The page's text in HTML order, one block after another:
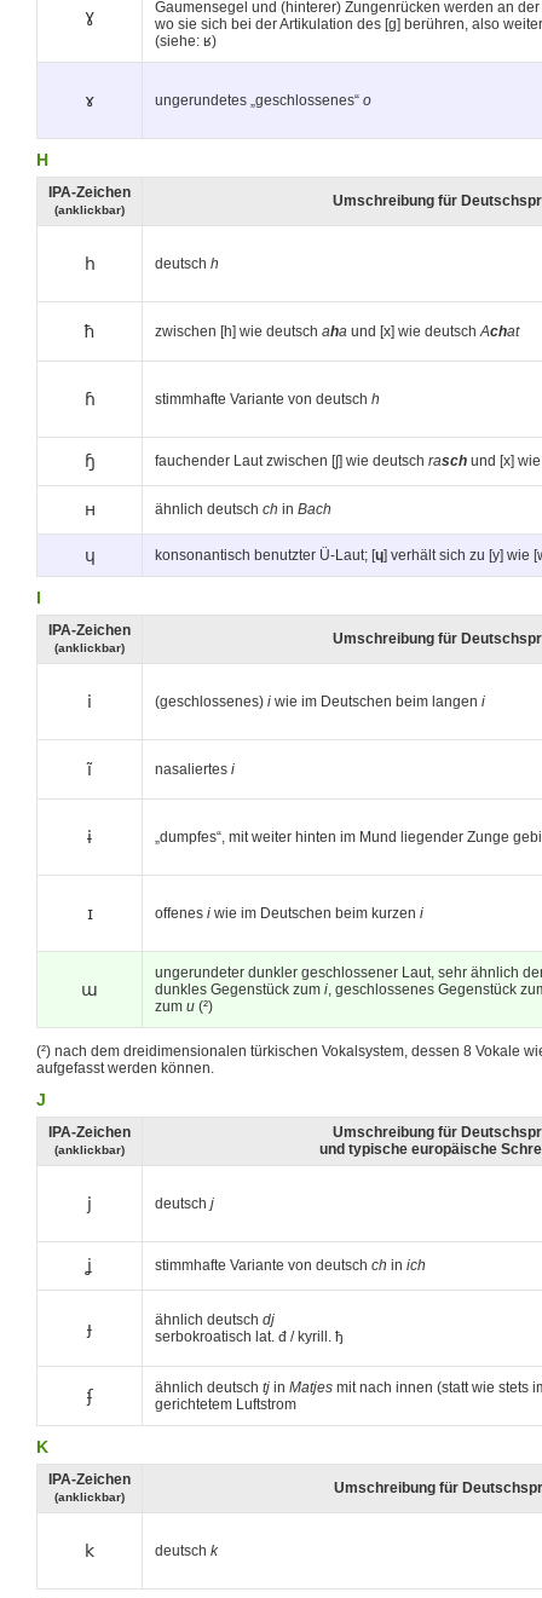
ɣ
Gaumensegel und (hinterer) Zungenrücken werden an
wo sie sich bei der Artikulation des [g] berühren, also
(siehe: ʁ)
ɤ ungerundetes „geschlossenes“ o
H
IPA-Zeichen
(anklickbar)
Umschreibung für
h deutsch h
ħ zwischen [h] wie deutsch aha und [x] wie deutschAchat
ɦ stimmhafte Variante von deutsch h
ɧ fauchender Laut zwischen [∫] wie deutsch rasch und [x]
ʜ ähnlich deutsch ch in Bach
ɥ konsonantisch benutzter Ü-Laut; [ɥ] verhält sich zu [y] wie
I
IPA-Zeichen
(anklickbar)
Umschreibung für
i (geschlossenes) i wie im Deutschen beim langen i
ĩ nasaliertes i
ɨ „dumpfes“, mit weiter hinten im Mund liegender Zunge
ɪ offenes i wie im Deutschen beim kurzen i
ɯ
ungerundeter dunkler geschlossener Laut, sehr ähnlich
dunkles Gegenstück zum i, geschlossenes Gegenstück
zum u (²)
(²) nach dem dreidimensionalen türkischen Vokalsystem, dessen 8 Vokale
aufgefasst werden können.
J
IPA-Zeichen
(anklickbar)
Umschreibung für
und typische europäische
j deutsch j
ʝ stimmhafte Variante von deutsch ch in ich
ɟ ähnlich deutsch dj
serbokroatisch lat. đ / kyrill. ђ
ʄ ähnlich deutsch tj in Matjes mit nach innen (statt wie stets
gerichtetem Luftstrom
K
IPA-Zeichen
(anklickbar)
Umschreibung für
k deutsch k